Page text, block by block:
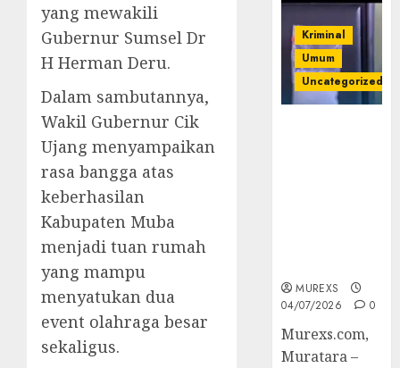
yang mewakili
Gubernur Sumsel Dr
H Herman Deru.
Dalam sambutannya,
Wakil Gubernur Cik
Ujang menyampaikan
rasa bangga atas
keberhasilan
Kabupaten Muba
menjadi tuan rumah
yang mampu
menyatukan dua
event olahraga besar
sekaligus.
Kriminal
Umum
Uncategorized
MUREXS
04/07/2026
0
Murexs.com,
Muratara –